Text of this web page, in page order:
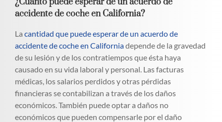
accidente de coche en California?
La cantidad que puede esperar de un acuerdo de
accidente de coche en Californiadepende de la gravedad
de su lesión y de los contratiempos que ésta haya
causado en su vida laboral y personal. Las facturas
médicas, los salarios perdidos y otras pérdidas
financieras se contabilizan a través de los daños
económicos. También puede optar a daños no
económicos que pueden compensarle por el daño